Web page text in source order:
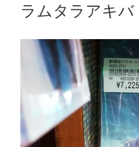
ラムタラアキバ